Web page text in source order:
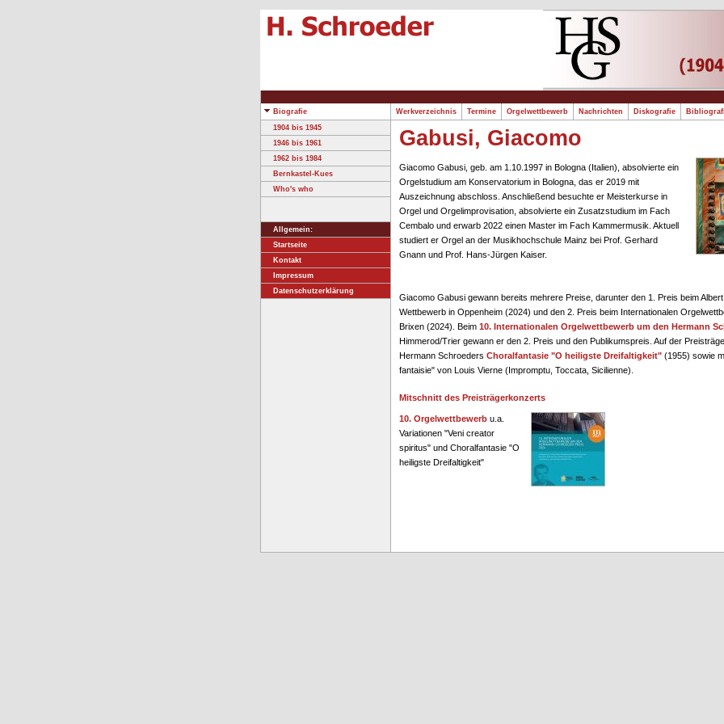
Biografie
Werkverzeichnis Termine Orgelwettbewerb Nachrichten Diskografie
1904 bis 1945
1946 bis 1961
1962 bis 1984
Bernkastel-Kues
Who's who
Allgemein:
Startseite
Kontakt
Impressum
Datenschutzerklärung
Gabusi, Giacomo
Giacomo Gabusi, geb. am 1.10.1997 in Bologna (Italien), absolvierte ein
Orgelstudium am Konservatorium in Bologna, das er 2019 mit
Auszeichnung abschloss. Anschließend besuchte er Meisterkurse in
Orgel und Orgelimprovisation, absolvierte ein Zusatzstudium im Fach
Cembalo und erwarb 2022 einen Master im Fach Kammermusik. Aktuell
studiert er Orgel an der Musikhochschule Mainz bei Prof. Gerhard
Gnann und Prof. Hans-Jürgen Kaiser.
Giacomo Gabusi gewann bereits mehrere Preise, darunter den 1. Preis beim
Wettbewerb in Oppenheim (2024) und den 2. Preis beim Internationalen
Brixen (2024). Beim 10. Internationalen Orgelwettbewerb um den Hermann
Himmerod/Trier gewann er den 2. Preis und den Publikumspreis. Auf der
Hermann Schroeders Choralfantasie "O heiligste Dreifaltigkeit" (1955) sowie
fantaisie" von Louis Vierne (Impromptu, Toccata, Sicilienne).
Mitschnitt des Preisträgerkonzerts
10. Orgelwettbewerb u.a.
Variationen "Veni creator
spiritus" und Choralfantasie "O
heiligste Dreifaltigkeit"